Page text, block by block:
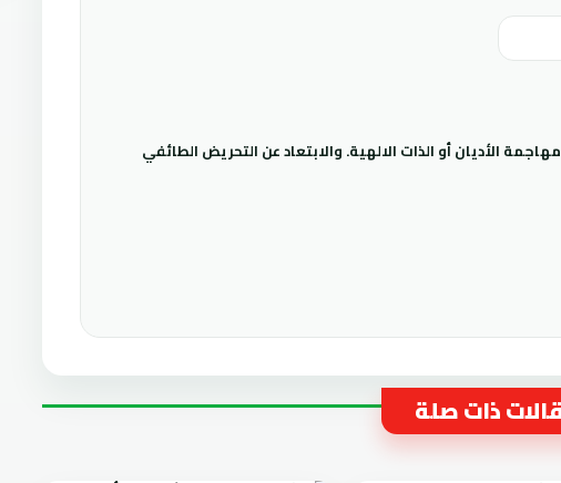
الأديان أو الذات الالهية. والابتعاد عن التحريض الطائفي
ذات صلة